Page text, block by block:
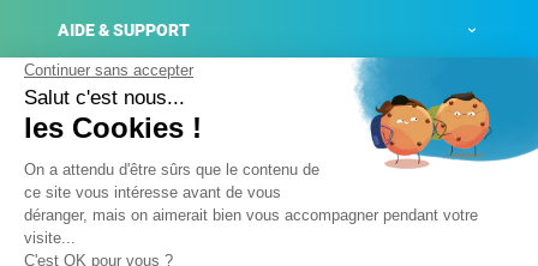
AIDE & SUPPORT
ACTUALITÉS
Mentions légales